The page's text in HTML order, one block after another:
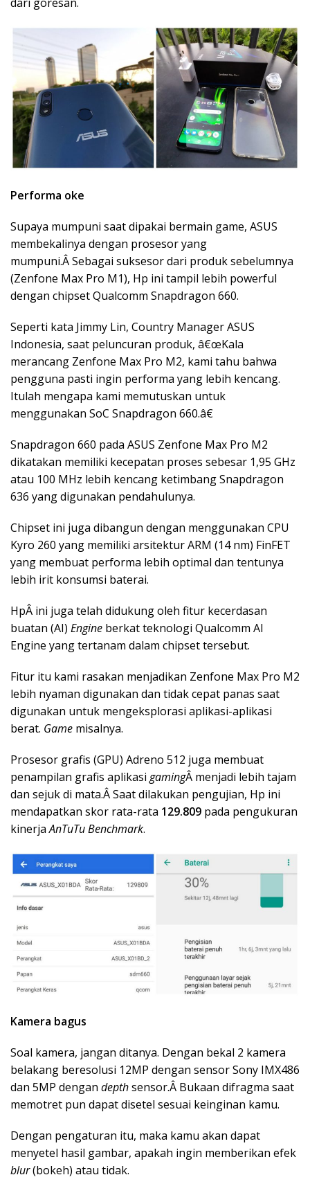
Performa oke
Supaya mumpuni saat dipakai bermain game, ASUS
membekalinya dengan prosesor yang
mumpuni.Â Sebagai suksesor dari produk sebelumnya
(Zenfone Max Pro M1), Hp ini tampil lebih powerful
dengan chipset Qualcomm Snapdragon 660.
Seperti kata Jimmy Lin, Country Manager ASUS
Indonesia, saat peluncuran produk, â€œKala
merancang Zenfone Max Pro M2, kami tahu bahwa
pengguna pasti ingin performa yang lebih kencang.
Itulah mengapa kami memutuskan untuk
menggunakan SoC Snapdragon 660.â€
Snapdragon 660 pada ASUS Zenfone Max Pro M2
dikatakan memiliki kecepatan proses sebesar 1,95 GHz
atau 100 MHz lebih kencang ketimbang Snapdragon
636 yang digunakan pendahulunya.
Chipset ini juga dibangun dengan menggunakan CPU
Kyro 260 yang memiliki arsitektur ARM (14 nm) FinFET
yang membuat performa lebih optimal dan tentunya
lebih irit konsumsi baterai.
HpÂ ini juga telah didukung oleh fitur kecerdasan
buatan (AI) Engine berkat teknologi Qualcomm AI
Engine yang tertanam dalam chipset tersebut.
Fitur itu kami rasakan menjadikan Zenfone Max Pro M2
lebih nyaman digunakan dan tidak cepat panas saat
digunakan untuk mengeksplorasi aplikasi-aplikasi
berat. Game misalnya.
Prosesor grafis (GPU) Adreno 512 juga membuat
penampilan grafis aplikasi gamingÂ menjadi lebih tajam
dan sejuk di mata.Â Saat dilakukan pengujian, Hp ini
mendapatkan skor rata-rata 129.809 pada pengukuran
kinerjaAnTuTu Benchmark.
Kamera bagus
Soal kamera, jangan ditanya. Dengan bekal 2 kamera
belakang beresolusi 12MP dengan sensor Sony IMX486
dan 5MP dengan depthsensor.Â Bukaan difragma saat
memotret pun dapat disetel sesuai keinginan kamu.
Dengan pengaturan itu, maka kamu akan dapat
menyetel hasil gambar, apakah ingin memberikan efek
blur(bokeh) atau tidak.